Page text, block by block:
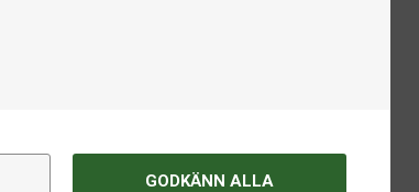
GODKÄNN ALLA